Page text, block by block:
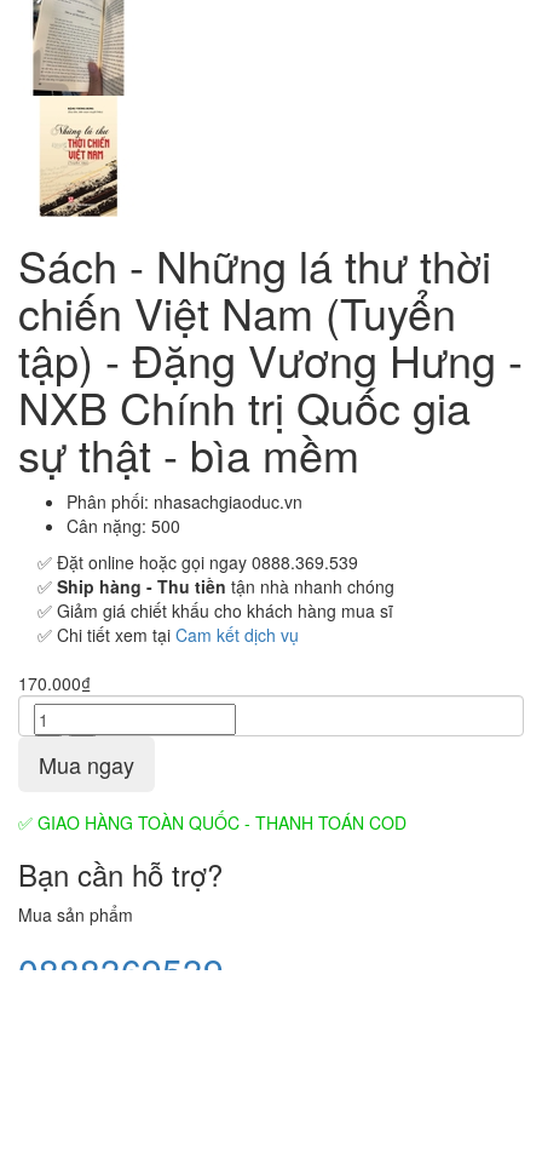
Sách - Những lá thư thời
chiến Việt Nam (Tuyển
tập) - Đặng Vương Hưng -
NXB Chính trị Quốc gia
sự thật - bìa mềm
Phân phối: nhasachgiaoduc.vn
Cân nặng: 500
✅ Đặt online hoặc gọi ngay 0888.369.539
✅ Ship hàng - Thu tiền tận nhà nhanh chóng
✅ Giảm giá chiết khấu cho khách hàng mua sĩ
✅ Chi tiết xem tại Cam kết dịch vụ
170.000₫
Mua ngay
✅ GIAO HÀNG TOÀN QUỐC - THANH TOÁN COD
Bạn cần hỗ trợ?
Mua sản phẩm
0888369539